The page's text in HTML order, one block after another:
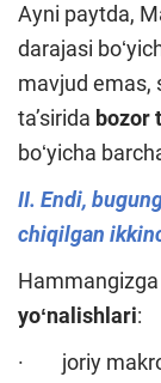
Ayni paytda,
darajasi
mavjud emas,
taʼsirida bozor
boʻyicha
II. Endi,
chiqilgan
yoʻnalishlari:
· joriy